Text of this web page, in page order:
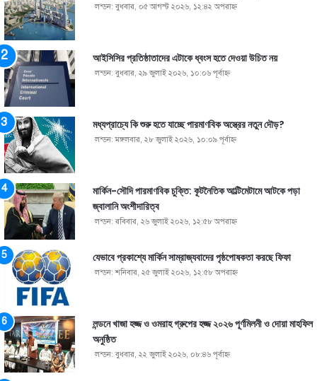
লন্ডন: বুধবার, ০৫ আগস্ট ২০২৬, ১২:৪২ অপরাহ্ণ
আইসিসির প্রতিষ্ঠাতাদের এটাকে ধ্বংস হতে দেওয়া উচিত নয়
লন্ডন: বুধবার, ২৯ জুলাই ২০২৬, ১০:০৬ পূর্বাহ্ণ
মধ্যপ্রাচ্যে কি শুরু হতে যাচ্ছে পারমাণবিক অস্ত্রের নতুন দৌড়?
লন্ডন: মঙ্গলবার, ২৮ জুলাই ২০২৬, ১০:০৯ পূর্বাহ্ণ
মার্কিন-সৌদি পারমাণবিক চুক্তি: কূটনৈতিক আল্টিমেটামে আটকে পড়া
জ্বালানি অংশীদারিত্ব
লন্ডন: রবিবার, ২৬ জুলাই ২০২৬, ১২:৫৮ অপরাহ্ণ
যেভাবে প্রকাশ্যে মার্কিন সাম্রাজ্যবাদের পৃষ্ঠপোষকতা করছে ফিফা
লন্ডন: শনিবার, ২৫ জুলাই ২০২৬, ১২:৫৮ অপরাহ্ণ
লন্ডনে খাজা হজ্জ ও ওমরাহ গ্রুপের হজ্জ ২০২৬ পূর্ণমিলনী ও দোয়া মাহফিল
অনুষ্ঠিত
লন্ডন: বুধবার, ২২ জুলাই ২০২৬, ০৮:৪৬ পূর্বাহ্ণ